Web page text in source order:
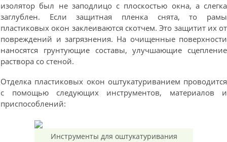
изолятор был не заподлицо с плоскостью окна, а слегка
заглублен. Если защитная пленка снята, то рамы
пластиковых окон заклеиваются скотчем. Это защитит их от
повреждений и загрязнения. На очищенные поверхности
наносятся грунтующие составы, улучшающие сцепление
раствора со стеной.
Отделка пластиковых окон оштукатуриванием проводится
с помощью следующих инструментов, материалов и
приспособлений:
Инструменты для оштукатуривания